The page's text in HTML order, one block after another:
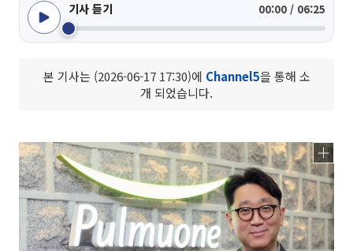
기사 듣기 00:00 / 06:25
본 기사는 (2026-06-17 17:30)에 Channel5을 통해 소
개 되었습니다.